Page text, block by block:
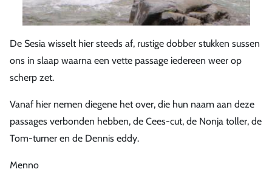
De Sesia wisselt hier steeds af, rustige dobber stukken sussen
ons in slaap waarna een vette passage iedereen weer op
scherp zet.
Vanaf hier nemen diegene het over, die hun naam aan deze
passages verbonden hebben, de Cees-cut, de Nonja toller, de
Tom-turner en de Dennis eddy.
Menno